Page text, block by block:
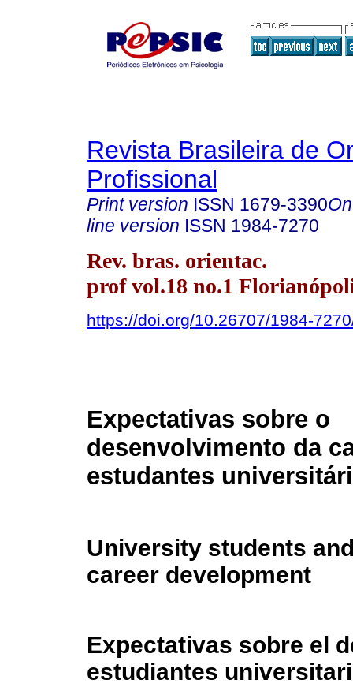
Revista Brasileira de
Profissional
Print version ISSN 1679-3390
line version ISSN 1984-7270
Rev. bras. orientac.
prof vol.18 no.1
https://doi.org/10.26707/1984-
Expectativas sobre o
desenvolvimento da
estudantes
University students
career development
Expectativas sobre el
estudiantes